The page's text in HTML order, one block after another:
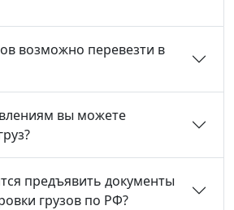
возможно перевезти в
вы можете
предъявить документы
грузов по РФ?